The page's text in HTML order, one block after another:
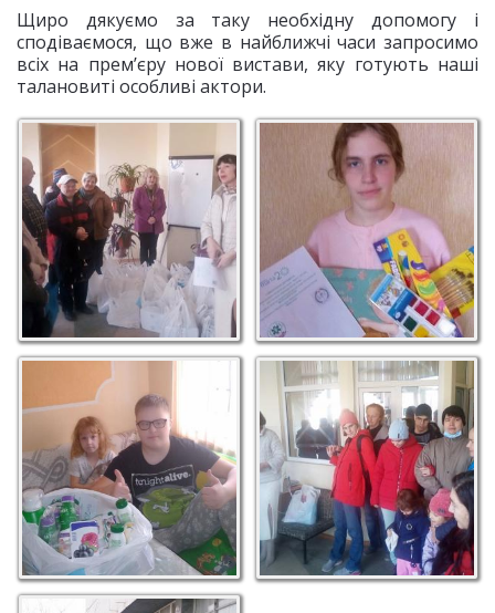
Щиро дякуємо за таку необхідну допомогу і
сподіваємося, що вже в найближчі часи запросимо
всіх на прем’єру нової вистави, яку готують наші
талановиті особливі актори.